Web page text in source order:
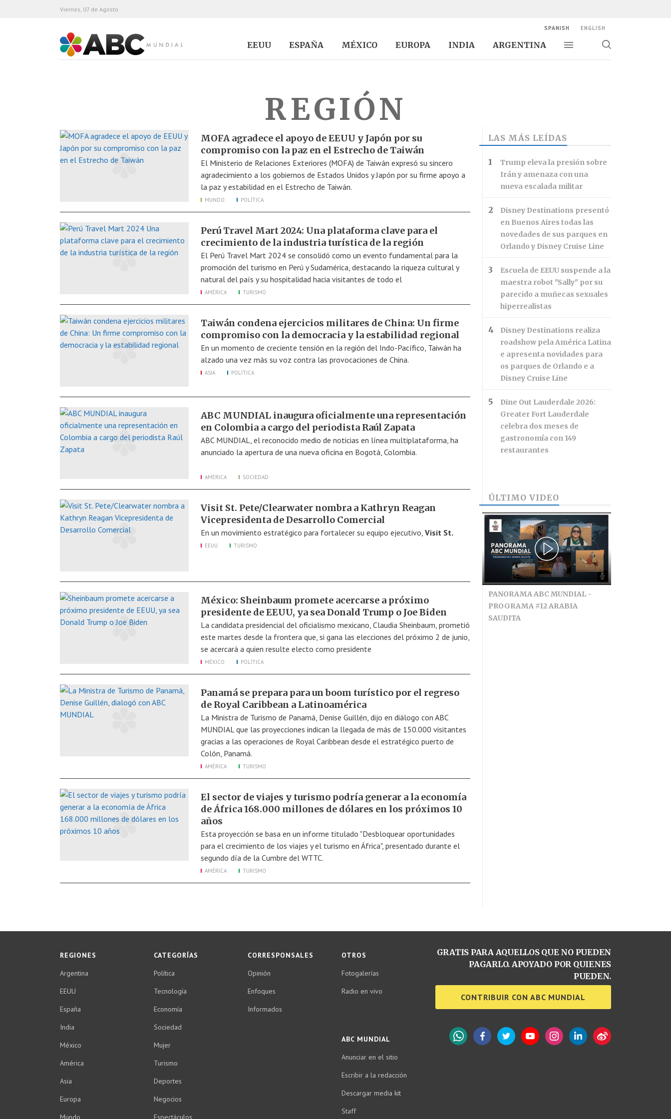
ABC Mundial
EEUU ESPAÑA MÉXICO EUROPA INDIA ARGENTINA
Alternar navegación
Alternar
Viernes, 07 de Agosto
SPANISH ENGLISH
REGIÓN
MOFA agradece el apoyo de EEUU y Japón por su
compromiso con la paz en el Estrecho de Taiwán
El Ministerio de Relaciones Exteriores (MOFA) de Taiwán expresó su sincero
agradecimiento a los gobiernos de Estados Unidos y Japón por su firme apoyo a
la paz y estabilidad en el Estrecho de Taiwán.
MUNDO POLÍTICA
Perú Travel Mart 2024: Una plataforma clave para el
crecimiento de la industria turística de la región
El Perú Travel Mart 2024 se consolidó como un evento fundamental para la
promoción del turismo en Perú y Sudamérica, destacando la riqueza cultural y
natural del país y su hospitalidad hacia visitantes de todo el
AMÉRICA TURISMO
Taiwán condena ejercicios militares de China: Un firme
compromiso con la democracia y la estabilidad regional
En un momento de creciente tensión en la región del Indo-Pacífico, Taiwán ha
alzado una vez más su voz contra las provocaciones de China.
ASIA POLÍTICA
ABC MUNDIAL inaugura oficialmente una representación
en Colombia a cargo del periodista Raúl Zapata
ABC MUNDIAL, el reconocido medio de noticias en línea multiplataforma, ha
anunciado la apertura de una nueva oficina en Bogotá, Colombia.
AMÉRICA SOCIEDAD
Visit St. Pete/Clearwater nombra a Kathryn Reagan
Vicepresidenta de Desarrollo Comercial
En un movimiento estratégico para fortalecer su equipo ejecutivo, Visit St.
EEUU TURISMO
México: Sheinbaum promete acercarse a próximo
presidente de EEUU, ya sea Donald Trump o Joe Biden
La candidata presidencial del oficialismo mexicano, Claudia Sheinbaum, prometió
este martes desde la frontera que, si gana las elecciones del próximo 2 de junio,
se acercará a quien resulte electo como presidente
MÉXICO POLÍTICA
Panamá se prepara para un boom turístico por el regreso
de Royal Caribbean a Latinoamérica
La Ministra de Turismo de Panamá, Denise Guillén, dijo en diálogo con ABC
MUNDIAL que las proyecciones indican la llegada de más de 150.000 visitantes
gracias a las operaciones de Royal Caribbean desde el estratégico puerto de
Colón, Panamá.
AMÉRICA TURISMO
El sector de viajes y turismo podría generar a la economía
de África 168.000 millones de dólares en los próximos 10
años
Esta proyección se basa en un informe titulado "Desbloquear oportunidades
para el crecimiento de los viajes y el turismo en África", presentado durante el
segundo día de la Cumbre del WTTC.
AMÉRICA TURISMO
LAS MÁS LEÍDAS
Trump eleva la presión sobre
Irán y amenaza con una
nueva escalada militar
Disney Destinations presentó
en Buenos Aires todas las
novedades de sus parques en
Orlando y Disney Cruise Line
Escuela de EEUU suspende a la
maestra robot "Sally" por su
parecido a muñecas sexuales
hiperrealistas
Disney Destinations realiza
roadshow pela América Latina
e apresenta novidades para
os parques de Orlando e a
Disney Cruise Line
Dine Out Lauderdale 2026:
Greater Fort Lauderdale
celebra dos meses de
gastronomía con 149
restaurantes
ÚLTIMO VIDEO
PANORAMA ABC MUNDIAL -
PROGRAMA #12 ARABIA
SAUDITA
REGIONES
Argentina
EEUU
España
India
México
América
Asia
Europa
Mundo
CATEGORÍAS
Política
Tecnología
Economía
Sociedad
Mujer
Turismo
Deportes
Negocios
Espectáculos
CORRESPONSALES
Opinión
Enfoques
Informados
OTROS
Fotogalerías
Radio en vivo
ABC MUNDIAL
Anunciar en el sitio
Escribir a la redacción
Descargar media kit
Staff
GRATIS PARA AQUELLOS QUE NO PUEDEN
PAGARLO. APOYADO POR QUIENES
PUEDEN.
CONTRIBUIR CON ABC MUNDIAL